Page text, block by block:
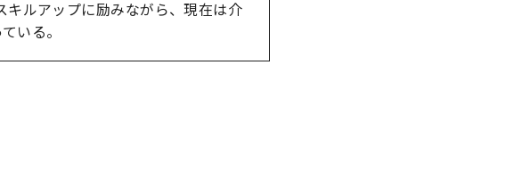
ルアップに励みながら、現在は介
いる。